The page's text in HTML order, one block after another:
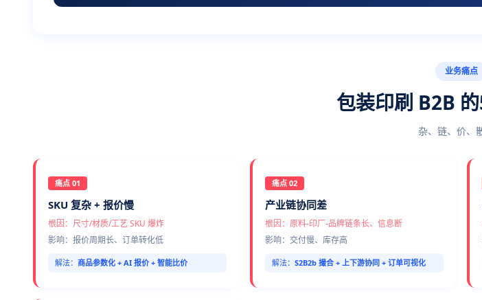
业务痛点
包装印刷 B2B
杂、链、价、
痛点 01
SKU 复杂 + 报价慢
根因：尺寸/材质/工艺 SKU 爆炸
影响：报价周期长、订单转化低
解法： 商品参数化 + AI 报价 + 智能比价
痛点 02
产业链协同差
根因：原料-印厂-品牌链条长、信息断
影响：交付慢、库存高
解法： S2B2b 撮合 + 上下游协同 + 订单可视化